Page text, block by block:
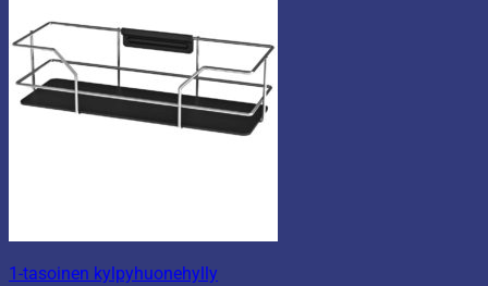
1-tasoinen kylpyhuonehylly